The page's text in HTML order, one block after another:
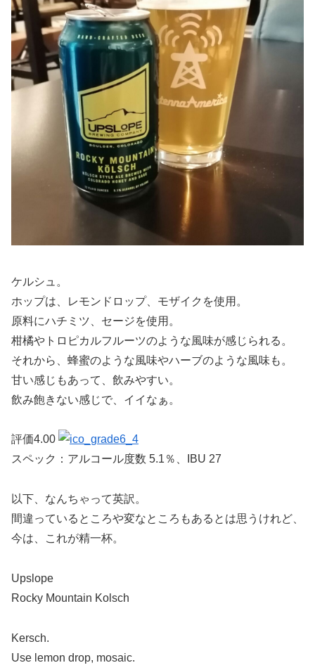
ケルシュ。
ホップは、レモンドロップ、モザイクを使用。
原料にハチミツ、セージを使用。
柑橘やトロピカルフルーツのような風味が感じられる。
それから、蜂蜜のような風味やハーブのような風味も。
甘い感じもあって、飲みやすい。
飲み飽きない感じで、イイなぁ。
評価4.00
スペック：アルコール度数 5.1％、IBU 27
以下、なんちゃって英訳。
間違っているところや変なところもあるとは思うけれど、
今は、これが精一杯。
Upslope
Rocky Mountain Kolsch
Kersch.
Use lemon drop, mosaic.